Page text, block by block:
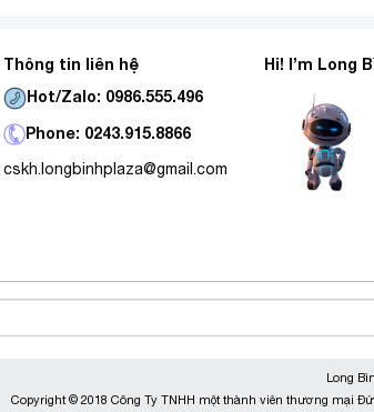
Thông tin liên hệ
Hot/Zalo: 0986.555.496
Phone: 0243.915.8866
cskh.longbinhplaza@gmail.com
Hi! I’m Long
Long
Copyright © 2018 Công Ty TNHH một thành viên thương mại